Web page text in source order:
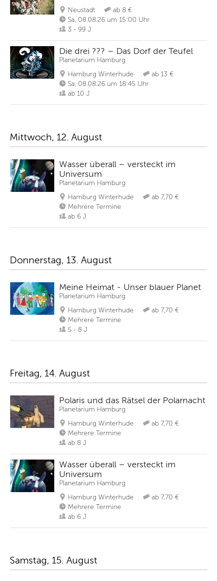
Neustadt
ab 8 €
Sa, 08.08.26 um 15:00 Uhr
3 - 99 J
Die drei ??? – Das Dorf der Teufel
Planetarium Hamburg
Hamburg Winterhude
ab 13 €
Sa, 08.08.26 um 18:45 Uhr
ab 10 J
Mittwoch, 12. August
Wasser überall – versteckt im
Universum
Planetarium Hamburg
Hamburg Winterhude
ab 7,70 €
Mehrere Termine
ab 6 J
Donnerstag, 13. August
Meine Heimat - Unser blauer Planet
Planetarium Hamburg
Hamburg Winterhude
ab 7,70 €
Mehrere Termine
5 - 8 J
Freitag, 14. August
Polaris und das Rätsel der Polarnacht
Planetarium Hamburg
Hamburg Winterhude
ab 7,70 €
Mehrere Termine
ab 8 J
Wasser überall – versteckt im
Universum
Planetarium Hamburg
Hamburg Winterhude
ab 7,70 €
Mehrere Termine
ab 6 J
Samstag, 15. August